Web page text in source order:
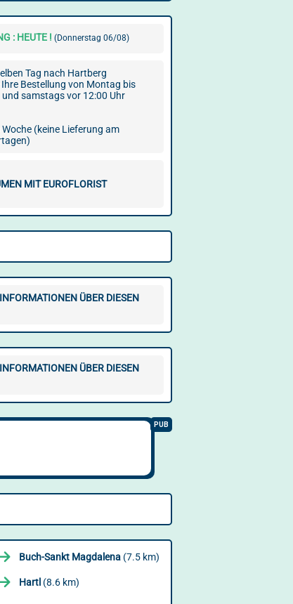
: HEUTE ! (Donnerstag 06/08)
Tag nach Hartberg
Bestellung von Montag bis
samstags vor 12:00 Uhr
(keine Lieferung am
MIT EUROFLORIST
ÜBER DIESEN
ÜBER DIESEN
Buch-Sankt Magdalena(7.5 km)
Hartl (8.6 km)